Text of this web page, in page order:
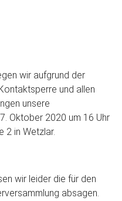
wir aufgrund der
und allen
unsere
Oktober 2020 um 16 Uhr
2 in Wetzlar.
wir leider die für den
absagen.